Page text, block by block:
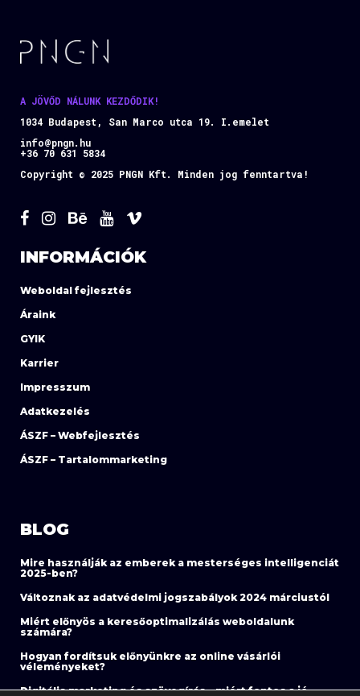
A JÖVŐD NÁLUNK KEZDŐDIK!
1034 Budapest, San Marco utca 19. I.emelet
info@pngn.hu
+36 70 631 5834
Copyright © 2025 PNGN Kft. Minden jog fenntartva!
INFORMÁCIÓK
Weboldal fejlesztés
Áraink
GYIK
Karrier
Impresszum
Adatkezelés
ÁSZF – Webfejlesztés
ÁSZF – Tartalommarketing
BLOG
Mire használják az emberek a mesterséges intelligenciát
2025-ben?
Változnak az adatvédelmi jogszabályok 2024 márciustól
Miért előnyös a keresőoptimalizálás weboldalunk
számára?
Hogyan fordítsuk előnyünkre az online vásárlói
véleményeket?
Digitális marketing és szövegírás – miért fontos a jó